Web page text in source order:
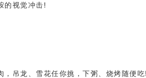
的视觉冲击!
吊龙、雪花任你挑，下粥、烧烤随便